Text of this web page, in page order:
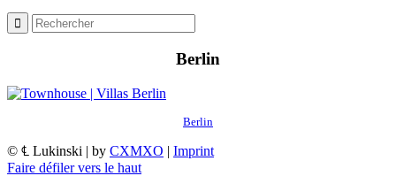
Berlin
Berlin
© ℄ Lukinski | by CXMXO | Imprint
Faire défiler vers le haut